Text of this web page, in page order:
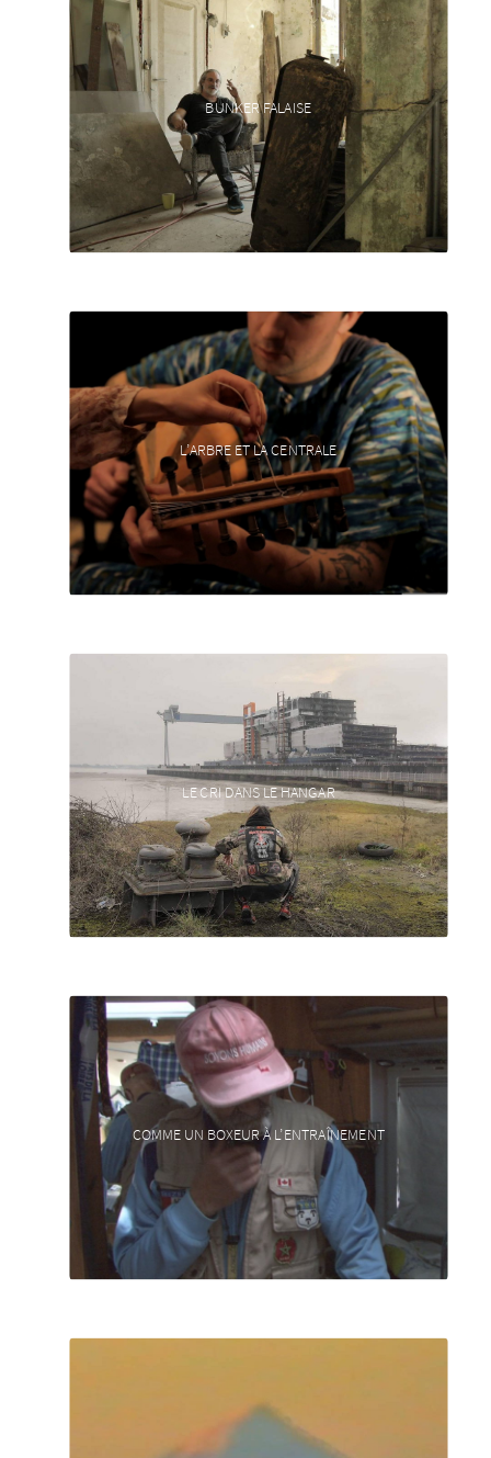
BUNKER FALAISE
L’ARBRE ET LA CENTRALE
LE CRI DANS LE HANGAR
COMME UN BOXEUR À L’ENTRAÎNEMENT